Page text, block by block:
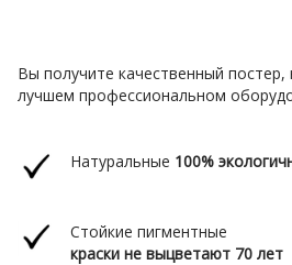
Вы получите качественный
лучшем профессиональном
Натуральные 100%
Стойкие пигментные
краски не выцветают 70 лет